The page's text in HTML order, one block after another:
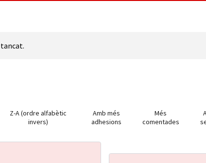
Z-A (ordre alfabètic
invers)
Amb més
adhesions
Més
comentades